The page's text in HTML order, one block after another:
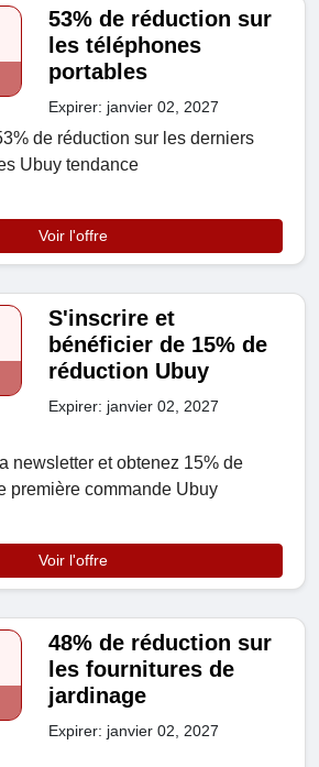
53% de réduction sur
les téléphones
portables
Expirer: janvier 02, 2027
de réduction sur les derniers
Ubuy tendance
Voir l'offre
S'inscrire et
bénéficier de 15% de
réduction Ubuy
Expirer: janvier 02, 2027
newsletter et obtenez 15% de
première commande Ubuy
Voir l'offre
48% de réduction sur
les fournitures de
jardinage
Expirer: janvier 02, 2027